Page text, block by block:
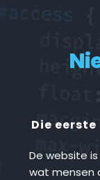
Die
De website
wat mensen